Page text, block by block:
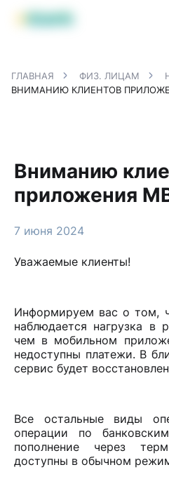
Продукты MBANK
ГЛАВНАЯ ФИЗ. ЛИЦАМ
Вниманию
приложения
7 июня 2024
Уважаемые клиенты!
Информируем вас о том,
наблюдается нагрузка в
чем в мобильном
недоступны платежи. В
сервис будет
Все остальные виды
операции по
пополнение через
доступны в обычном